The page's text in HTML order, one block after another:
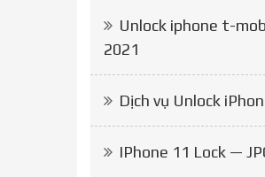
Unlock iphone t-
2021
Dịch vụ Unlock
IPhone 11 Lock —